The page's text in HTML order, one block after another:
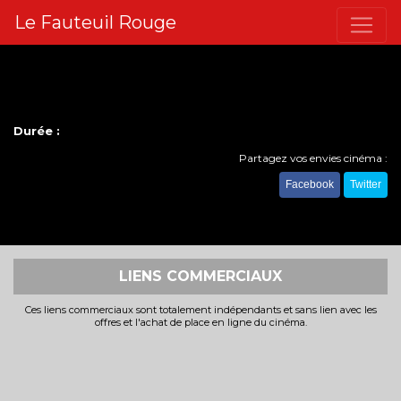
Le Fauteuil Rouge
Durée :
Partagez vos envies cinéma :
Facebook Twitter
LIENS COMMERCIAUX
Ces liens commerciaux sont totalement indépendants et sans lien avec les
offres et l'achat de place en ligne du cinéma.